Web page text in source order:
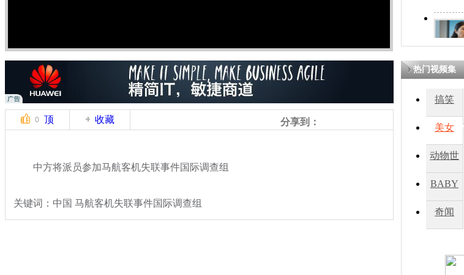
0 顶 收藏 分享到：
中方将派员参加马航客机失联事件国际调查组
关键词：中国 马航客机失联事件国际调查组
热门视频集
搞笑
美女
动物世
BABY
秀
奇闻